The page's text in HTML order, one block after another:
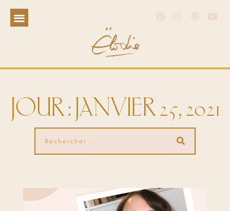
JOUR : JANVIER 25, 2021